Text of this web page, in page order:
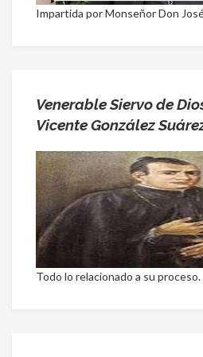
Impartida por Monseñor Don
Venerable Siervo de
Vicente González
Todo lo relacionado a su proceso.